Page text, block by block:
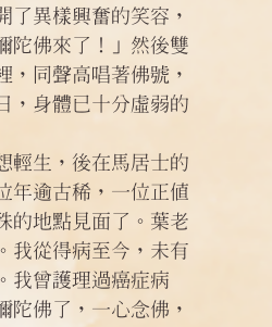
異樣興奮的笑容，
陀佛來了！」然後雙
同聲高唱著佛號，
，身體已十分虛弱的
輕生，後在馬居士的
年逾古稀，一位正值
的地點見面了。葉老
我從得病至今，未有
我曾護理過癌症病
陀佛了，一心念佛，